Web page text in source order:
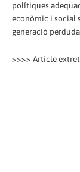
polítiques
econòmic i social
generació
>>>> Article